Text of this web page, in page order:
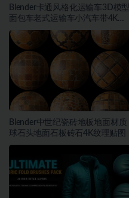
Blender卡通风格化运输车3D模型
面包车老式运输车小汽车带4K纹
理
Blender中世纪瓷砖地板地面材质
球石头地面石板砖石4K纹理贴图